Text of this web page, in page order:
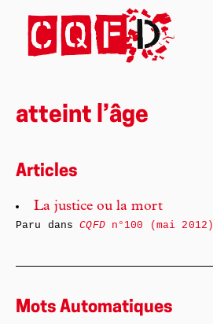
atteint l’âge
Articles
La justice ou la mort
Paru dansCQFDn°100 (mai 2012)
Mots Automatiques